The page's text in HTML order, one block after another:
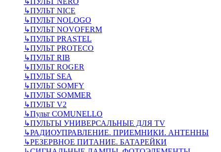
↳ПУЛЬТ NICE
↳ПУЛЬТ NOLOGO
↳ПУЛЬТ NOVOFERM
↳ПУЛЬТ PRASTEL
↳ПУЛЬТ PROTECO
↳ПУЛЬТ RIB
↳ПУЛЬТ ROGER
↳ПУЛЬТ SEA
↳ПУЛЬТ SOMFY
↳ПУЛЬТ SOMMER
↳ПУЛЬТ V2
↳Пульт СOMUNELLO
↳ПУЛЬТЫ УНИВЕРСАЛЬНЫЕ ДЛЯ TV
↳РАДИОУПРАВЛЕНИЕ. ПРИЕМНИКИ. АНТЕННЫ
↳РЕЗЕРВНОЕ ПИТАНИЕ. БАТАРЕЙКИ